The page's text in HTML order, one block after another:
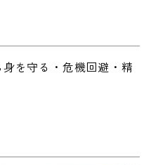
を守る・危機回避・精